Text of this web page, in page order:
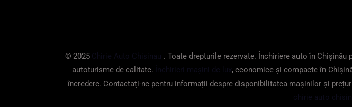
© 2025 Chirie Auto Chisinau . Toate drepturile rezervate. Închiriere auto în Chișinău
autoturisme de calitate. Închirieri mașini de lux, economice și compacte în
încredere. Contactați-ne pentru informații despre disponibilitatea mașinilor și
chirie auto